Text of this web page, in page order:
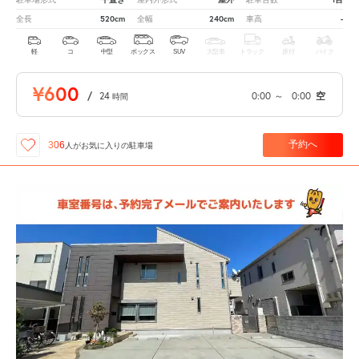
全長 520cm 全幅 240cm 車高 -
軽 コ 中型 ボックス SUV 大型車 トラック 原付 バイク
¥600 / 24 時間 0:00 ～ 0:00 空
306 人がお気に入りの駐車場 予約へ